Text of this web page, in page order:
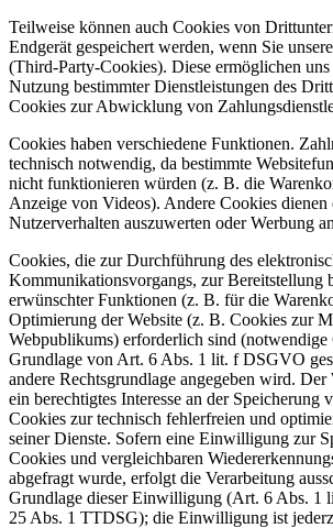
Teilweise können auch Cookies von
Endgerät gespeichert werden, wenn Sie
(Third-Party-Cookies). Diese ermöglichen
Nutzung bestimmter Dienstleistungen des
Cookies zur Abwicklung von
Cookies haben verschiedene Funktionen.
technisch notwendig, da bestimmte
nicht funktionieren würden (z. B. die
Anzeige von Videos). Andere Cookies dienen
Nutzerverhalten auszuwerten oder Werbung
Cookies, die zur Durchführung des
Kommunikationsvorgangs, zur Bereitstellung
erwünschter Funktionen (z. B. für die
Optimierung der Website (z. B. Cookies zur
Webpublikums) erforderlich sind
Grundlage von Art. 6 Abs. 1 lit. f DSGVO
andere Rechtsgrundlage angegeben wird. Der
ein berechtigtes Interesse an der Speicherung
Cookies zur technisch fehlerfreien und
seiner Dienste. Sofern eine Einwilligung zur
Cookies und vergleichbaren
abgefragt wurde, erfolgt die Verarbeitung
Grundlage dieser Einwilligung (Art. 6 Abs. 1
25 Abs. 1 TTDSG); die Einwilligung ist